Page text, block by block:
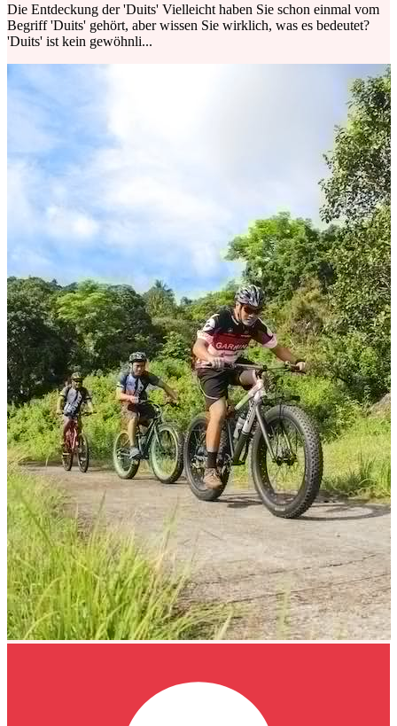
Die Entdeckung der 'Duits' Vielleicht haben Sie schon einmal vom
Begriff 'Duits' gehört, aber wissen Sie wirklich, was es bedeutet?
'Duits' ist kein gewöhnli...